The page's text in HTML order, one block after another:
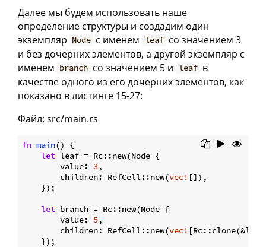
Далее мы будем использовать наше
определение структуры и создадим один
экземпляр Node с именем leaf со значением 3
и без дочерних элементов, а другой экземпляр с
именем branch со значением 5 и leaf в
качестве одного из его дочерних элементов, как
показано в листинге 15-27:
Файл: src/main.rs
fn main() {
let leaf = Rc::new(Node {
        value:
3,
        children: RefCell::new(
vec! []),
    });
let branch = Rc::new(Node {
        value:
5,
        children: RefCell::new(
vec!
    });